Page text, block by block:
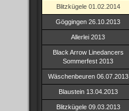
Blitzkügele 01.02.2014
Göggingen 26.10.2013
Allerlei 2013
Black Arrow Linedancers
Sommerfest 2013
Wäschenbeuren 06.07.2013
Blaustein 13.04.2013
Blitzkügele 09.03.2013